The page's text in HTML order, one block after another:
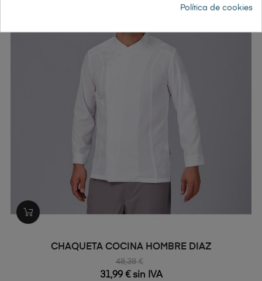
CHAQUETA COCINA HOMBRE DIAZ
48,38 €
31,99 € sin IVA
Política de cookies